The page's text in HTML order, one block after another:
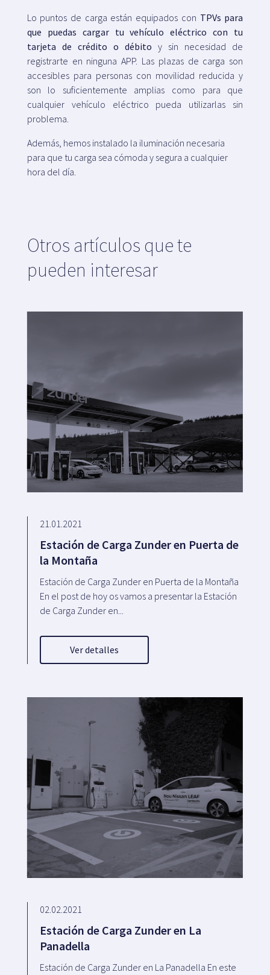
Lo puntos de carga están equipados con TPVs para
que puedas cargar tu vehículo eléctrico con tu
tarjeta de crédito o débito y sin necesidad de
registrarte en ninguna APP. Las plazas de carga son
accesibles para personas con movilidad reducida y
son lo suficientemente amplias como para que
cualquier vehículo eléctrico pueda utilizarlas sin
problema.
Además, hemos instalado la iluminación necesaria
para que tu carga sea cómoda y segura a cualquier
hora del día.
Otros artículos que te
pueden interesar
21.01.2021
Estación de Carga Zunder en Puerta de
la Montaña
Estación de Carga Zunder en Puerta de la Montaña
En el post de hoy os vamos a presentar la Estación
de Carga Zunder en...
Ver detalles
02.02.2021
Estación de Carga Zunder en La
Panadella
Estación de Carga Zunder en La Panadella En este